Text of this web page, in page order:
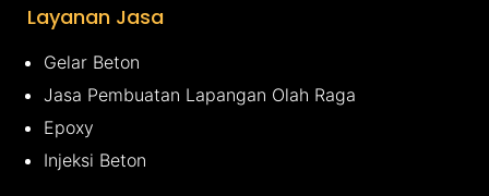
Layanan Jasa
Gelar Beton
Jasa Pembuatan Lapangan Olah Raga
Epoxy
Injeksi Beton